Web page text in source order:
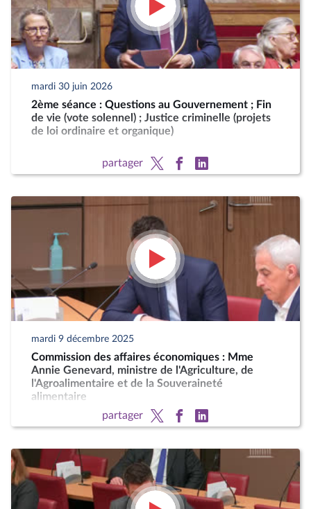
mardi 30 juin 2026
2ème séance : Questions au Gouvernement ; Fin
de vie (vote solennel) ; Justice criminelle (projets
de loi ordinaire et organique)
partager
mardi 9 décembre 2025
Commission des affaires économiques : Mme
Annie Genevard, ministre de l'Agriculture, de
l'Agroalimentaire et de la Souveraineté
alimentaire
partager